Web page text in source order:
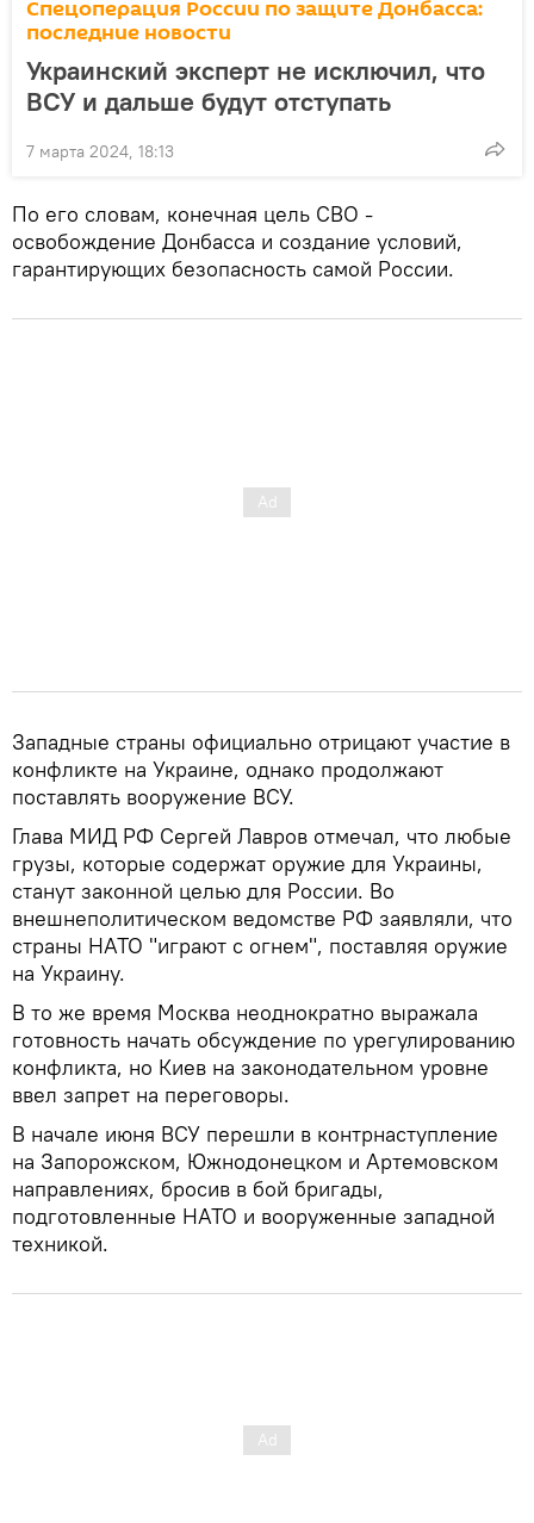
Спецоперация России по защите Донбасса:
последние новости
Украинский эксперт не исключил, что
ВСУ и дальше будут отступать
7 марта 2024, 18:13
По его словам, конечная цель СВО -
освобождение Донбасса и создание условий,
гарантирующих безопасность самой России.
Западные страны официально отрицают участие в
конфликте на Украине, однако продолжают
поставлять вооружение ВСУ.
Глава МИД РФ Сергей Лавров отмечал, что любые
грузы, которые содержат оружие для Украины,
станут законной целью для России. Во
внешнеполитическом ведомстве РФ заявляли, что
страны НАТО "играют с огнем", поставляя оружие
на Украину.
В то же время Москва неоднократно выражала
готовность начать обсуждение по урегулированию
конфликта, но Киев на законодательном уровне
ввел запрет на переговоры.
В начале июня ВСУ перешли в контрнаступление
на Запорожском, Южнодонецком и Артемовском
направлениях, бросив в бой бригады,
подготовленные НАТО и вооруженные западной
техникой.